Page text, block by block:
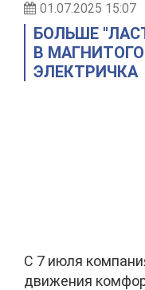
01.07.2025 15:07
БОЛЬШЕ
В
ЭЛЕКТРИЧКА
С 7 июля
движения